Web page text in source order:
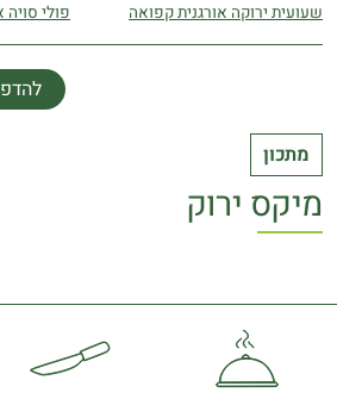
שעועית ירוקה אורגנית קפואה
פולי
מתכון
מיקס ירוק